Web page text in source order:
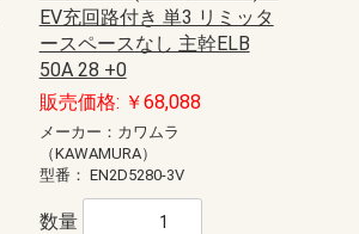
EV充回路付き 単3 リミッタ
ースペースなし 主幹ELB
50A 28 +0
販売価格: ￥68,088
メーカー：カワムラ
（KAWAMURA）
型番： EN2D5280-3V
数量